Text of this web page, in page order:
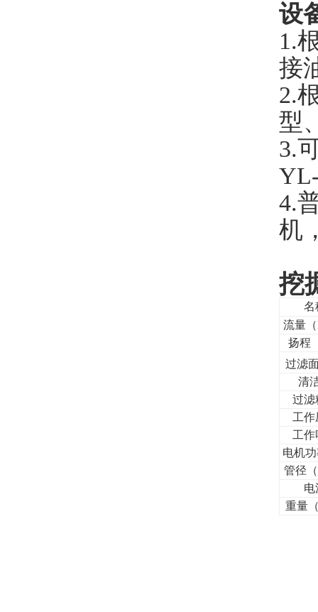
设
1.
接
2.
型
3.
4.
机
挖
名
流量
扬程
过滤
清
过滤
工作
工作
电机
管径
电
重量